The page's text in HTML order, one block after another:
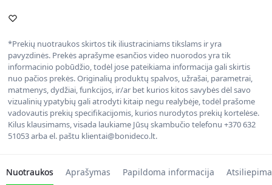
*Prekių nuotraukos skirtos tik iliustraciniams tikslams ir yra
pavyzdinės. Prekės aprašyme esančios video nuorodos yra tik
informacinio pobūdžio, todėl jose pateikiama informacija gali skirtis
nuo pačios prekės. Originalių produktų spalvos, užrašai, parametrai,
matmenys, dydžiai, funkcijos, ir/ar bet kurios kitos savybės dėl savo
vizualinių ypatybių gali atrodyti kitaip negu realybėje, todėl prašome
vadovautis prekių specifikacijomis, kurios nurodytos prekių kortelėse.
Kilus klausimams, visada laukiame Jūsų skambučio telefonu +370 632
51053 arba el. paštu klientai@bonideco.lt.
Nuotraukos Aprašymas Papildoma informacija